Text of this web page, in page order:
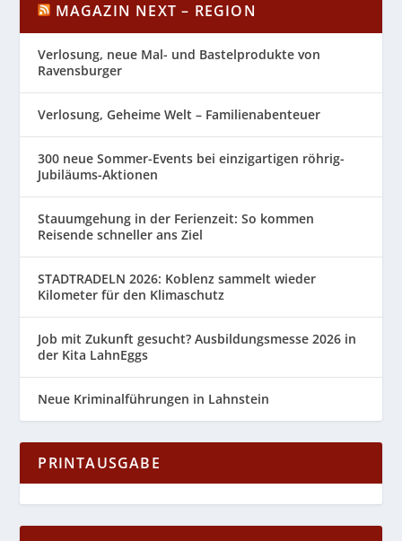
MAGAZIN NEXT – REGION
Verlosung, neue Mal- und Bastelprodukte von
Ravensburger
Verlosung, Geheime Welt – Familienabenteuer
300 neue Sommer-Events bei einzigartigen röhrig-
Jubiläums-Aktionen
Stauumgehung in der Ferienzeit: So kommen
Reisende schneller ans Ziel
STADTRADELN 2026: Koblenz sammelt wieder
Kilometer für den Klimaschutz
Job mit Zukunft gesucht? Ausbildungsmesse 2026 in
der Kita LahnEggs
Neue Kriminalführungen in Lahnstein
PRINTAUSGABE